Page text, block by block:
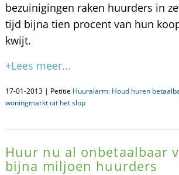
bezuinigingen raken huurders in
tijd bijna tien procent van hun
kwijt.
+Lees meer...
17-01-2013 | Petitie Huuralarm: Houd huren
woningmarkt uit het slop
Huur nu al onbetaalbaar
bijna miljoen huurders